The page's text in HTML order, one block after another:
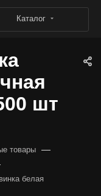
Каталог
шт
товары —
белая